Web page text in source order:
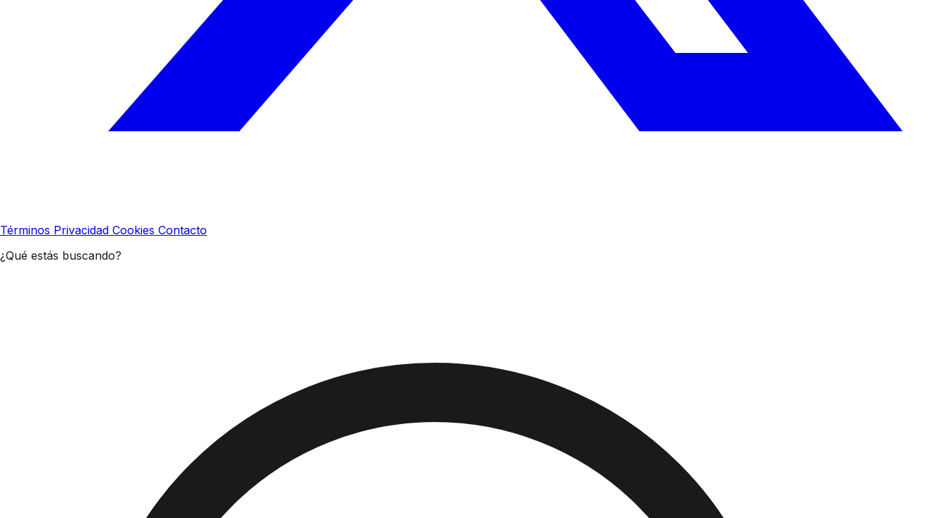
Términos Privacidad Cookies Contacto
¿Qué estás buscando?